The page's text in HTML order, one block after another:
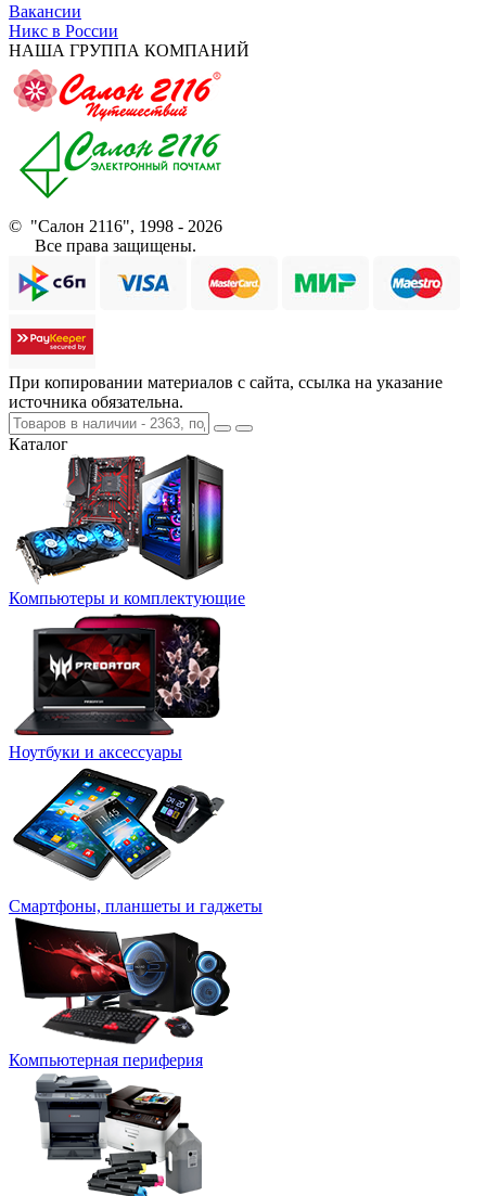
Вакансии
Никс в России
НАША ГРУППА КОМПАНИЙ
© "Салон 2116", 1998 - 2026
Все права защищены.
При копировании материалов с сайта, ссылка на указание
источника обязательна.
Каталог
Компьютеры и комплектующие
Ноутбуки и аксессуары
Смартфоны, планшеты и гаджеты
Компьютерная периферия